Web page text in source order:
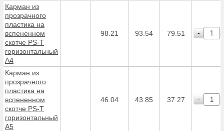
Карман из
прозрачного
пластика на
вспененном
скотче PS-T
горизонтальный
А4
98.21 93.54 79.51 -
Карман из
прозрачного
пластика на
вспененном
скотче PS-T
горизонтальный
А5
46.04 43.85 37.27 -